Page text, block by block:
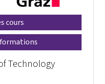
cours
Technology